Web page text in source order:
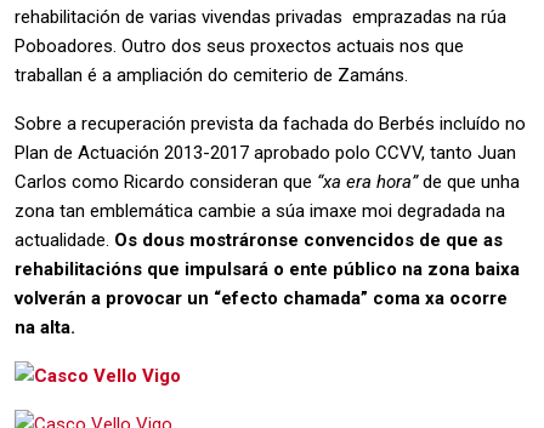
rehabilitación de varias vivendas privadas emprazadas na rúa
Poboadores. Outro dos seus proxectos actuais nos que
traballan é a ampliación do cemiterio de Zamáns.
Sobre a recuperación prevista da fachada do Berbés incluído no
Plan de Actuación 2013-2017 aprobado polo CCVV, tanto Juan
Carlos como Ricardo consideran que “xa era hora”de que unha
zona tan emblemática cambie a súa imaxe moi degradada na
actualidade. Os dous mostráronse convencidos de que as
rehabilitacións que impulsará o ente público na zona baixa
volverán a provocar un “efecto chamada” coma xa ocorre
na alta.